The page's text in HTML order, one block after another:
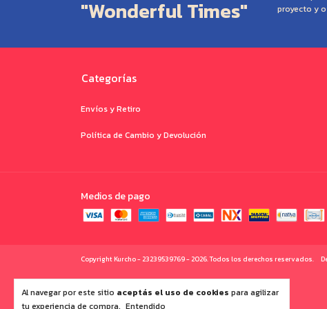
Al navegar por este sitio aceptás el uso de cookies para agilizar
tu experiencia de compra. Entendido
"Wonderful Times"
proyecto y
Categorías
Envíos y Retiro
Política de Cambio y Devolución
Medios de pago
Copyright Kurcho - 23239539769 - 2026. Todos los derechos reservados.